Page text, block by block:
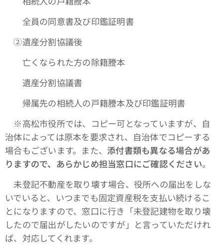
全員の同意書及び印鑑証明書
➁遺産分割協議後
亡くなられた方の除籍謄本
遺産分割協議書
帰属先の相続人の戸籍謄本及び印鑑証明書
※高松市役所では、コピー可となっていますが、自
治体によっては原本を要求され、自治体でコピーする
場合もございます。また、添付書類も異なる場合があ
りますので、あらかじめ担当窓口にご確認ください。
未登記不動産を取り壊す場合、役所への届出をしな
いでいると、いつまでも固定資産税を支払い続けるこ
とになりますので、窓口に行き「未登記建物を取り壊
したので届出がしたいのですが」と言っていただけれ
ば、対応してくれます。